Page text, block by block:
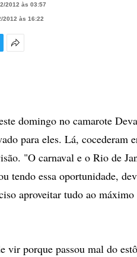
2012 às 03:57
2012 às 16:22
domingo no camarote
para eles. Lá, cocederam
"O carnaval e o Rio de
tendo essa oportunidade,
aproveitar tudo ao máximo
vir porque passou mal do